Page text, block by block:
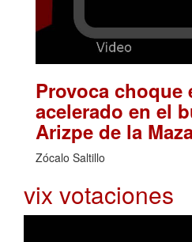
Provoca choque
acelerado en el
Arizpe de la
Zócalo Saltillo
vix votaciones